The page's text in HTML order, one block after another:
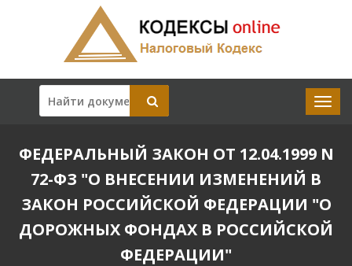
ФЕДЕРАЛЬНЫЙ ЗАКОН ОТ 12.04.1999 N
72-ФЗ "О ВНЕСЕНИИ ИЗМЕНЕНИЙ В
ЗАКОН РОССИЙСКОЙ ФЕДЕРАЦИИ "О
ДОРОЖНЫХ ФОНДАХ В РОССИЙСКОЙ
ФЕДЕРАЦИИ"